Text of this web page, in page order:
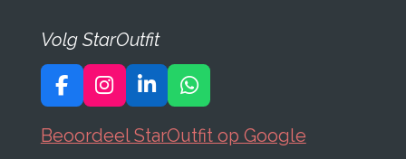
Volg StarOutfit
F
c
I
s
L
n
W
a
Beoordeel StarOutfit op Google